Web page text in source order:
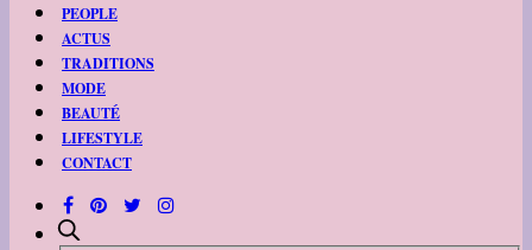
PEOPLE
ACTUS
TRADITIONS
MODE
BEAUTÉ
LIFESTYLE
CONTACT